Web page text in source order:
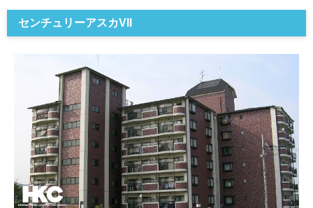
センチュリーアスカVII